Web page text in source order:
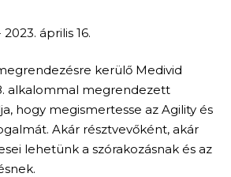
2023. április 16.
kerülő Medivid
alkalommal megrendezett
hogy megismertesse az Agility és
Akár résztvevőként, akár
lehetünk a szórakozásnak és az